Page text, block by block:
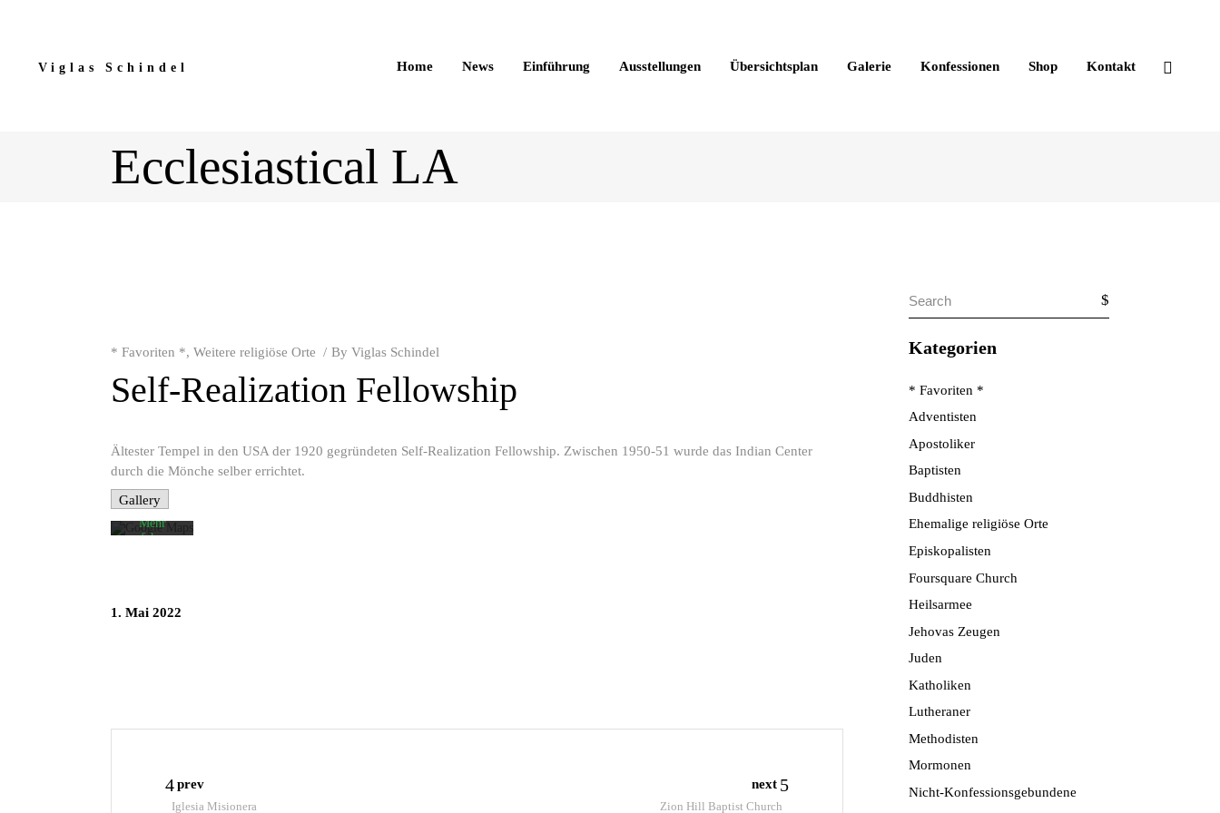
Viglas Schindel Home News Einführung Ausstellungen Übersichtsplan Galerie Konfessionen Shop Kontakt
Ecclesiastical LA
* Favoriten *, Weitere religiöse Orte By Viglas Schindel
Self-Realization Fellowship
Ältester Tempel in den USA der 1920 gegründeten Self-Realization Fellowship. Zwischen 1950-51 wurde das Indian Center
durch die Mönche selber errichtet.
Gallery
Mit dem
akzeptieren
Sie die
Datenschutzerklärung
von
Google.
Mehr
erfahren
Google
1. Mai 2022
prev
Iglesia Misionera
next
Zion Hill Baptist Church
Search
Kategorien
* Favoriten *
Adventisten
Apostoliker
Baptisten
Buddhisten
Ehemalige religiöse Orte
Episkopalisten
Foursquare Church
Heilsarmee
Jehovas Zeugen
Juden
Katholiken
Lutheraner
Methodisten
Mormonen
Nicht-Konfessionsgebundene